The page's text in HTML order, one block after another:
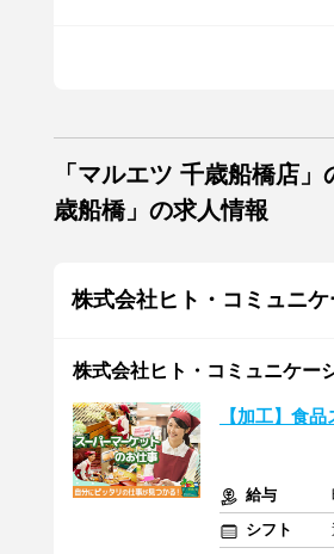
「マルエツ 千歳船橋店
歳船橋」の求人情報
株式会社ヒト・コミュニ
株式会社ヒト・コミュニケー
【加工】食
給与
シフト